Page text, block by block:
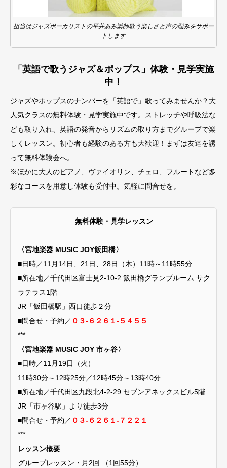
担当はジャズボーカリストの平井あみ講師歌う楽しさと声の悩みをサポー
トします
「英語で歌うジャズ＆ポップス」体験・見学実施
中！
ジャズやポップスのナンバーを「英語で」歌ってみませんか？大
人気クラスの無料体験・見学実施中です。ストレッチや呼吸法な
ども取り入れ、英語の発音からリズムの取り方までグループで楽
しくレッスン。初心者も経験のある方も大歓迎！まずは友達を誘
って無料体験会へ。
※ほかに大人のピアノ、ヴァイオリン、チェロ、フルートなど多
彩なコースを用意し体験も受付中。気軽に問合せを。
無料体験・見学レッスン
〈宮地楽器 MUSIC JOY飯田橋〉
■日時／11月14日、21日、28日（木）11時～11時55分
■所在地／千代田区富士見2-10-2 飯田橋グランブルーム サク
ラテラス1階
JR「飯田橋駅」西口徒歩２分
■問合せ・予約／ ０３-６２６１-５４５５
***
〈宮地楽器 MUSIC JOY 市ヶ谷〉
■日時／11月19日（火）
11時30分～12時25分／12時45分～13時40分
■所在地／千代田区九段北4-2-29 セブンアネックスビル5階
JR「市ヶ谷駅」より徒歩3分
■問合せ・予約／ ０３-６２６１-７２２１
***
レッスン概要
グループレッスン・月2回 （1回55分）